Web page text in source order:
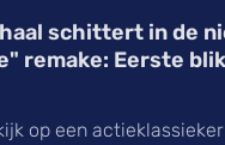
schittert in de
remake: Eerste
op een